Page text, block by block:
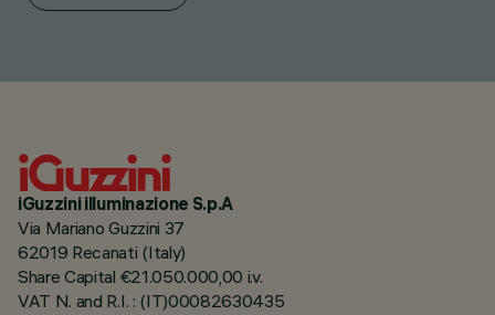
iGuzzini illuminazione S.p.A
Via Mariano Guzzini 37
62019 Recanati (Italy)
Share Capital €21.050.000,00 i.v.
VAT N. and R.I. : (IT)00082630435